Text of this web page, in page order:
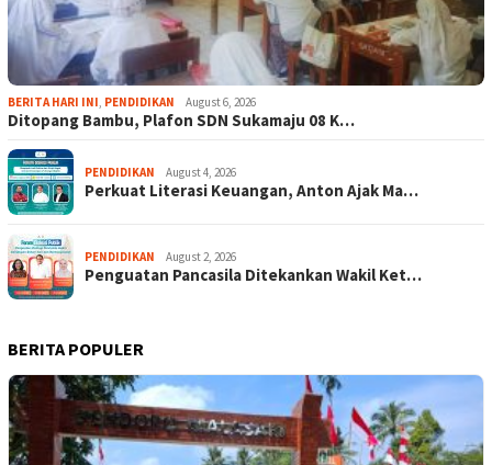
BERITA HARI INI PENDIDIKAN August 6, 2026
Ditopang Bambu, Plafon SDN Sukamaju 08 K…
PENDIDIKAN August 4, 2026
Perkuat Literasi Keuangan, Anton Ajak Ma…
PENDIDIKAN August 2, 2026
Penguatan Pancasila Ditekankan Wakil Ket…
BERITA POPULER